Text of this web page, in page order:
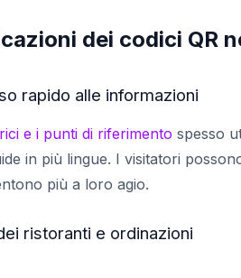
dei codici QR
rapido alle informazioni
e i punti di riferimento spesso
in più lingue. I visitatori
più a loro agio.
ristoranti e ordinazioni